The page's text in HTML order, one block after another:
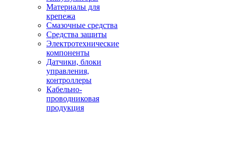
Материалы для
крепежа
Смазочные средства
Средства защиты
Электротехнические
компоненты
Датчики, блоки
управления,
контроллеры
Кабельно-
проводниковая
продукция